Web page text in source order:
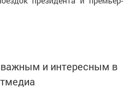
и интересным в